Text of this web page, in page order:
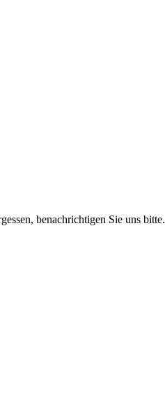
benachrichtigen Sie uns bitte.